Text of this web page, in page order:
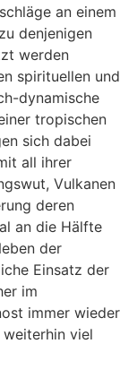
an einem
denjenigen
werden
spirituellen und
dynamische
tropischen
sich dabei
all ihrer
Vulkanen
deren
an die Hälfte
der
Einsatz der
im
immer wieder
weiterhin viel